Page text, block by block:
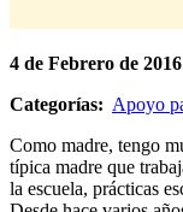
4 de Febrero de
Categorías: Apoyo
Como madre, tengo
típica madre que
la escuela, prácticas